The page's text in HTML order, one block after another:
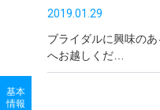
基本
情報
2019.01.29
ブライダルに興味の
へお越しくだ…